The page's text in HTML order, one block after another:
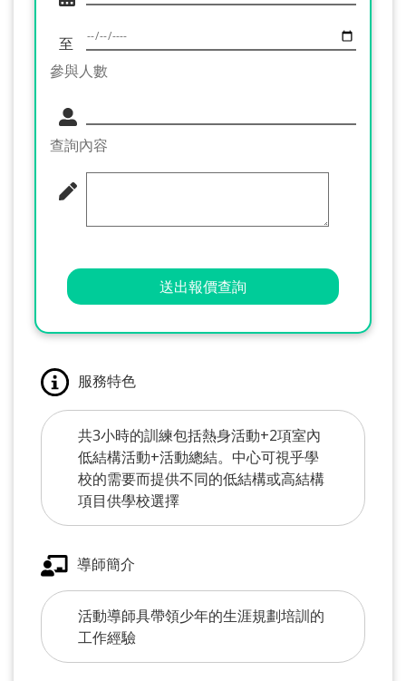
至
參與人數
查詢內容
送出報價查詢
服務特色
共3小時的訓練包括熱身活動+2項室內
低結構活動+活動總結。中心可視乎學
校的需要而提供不同的低結構或高結構
項目供學校選擇
導師簡介
活動導師具帶領少年的生涯規劃培訓的
工作經驗